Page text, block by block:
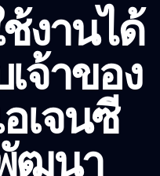
งานได้
จ้าของ
เจนซี
ฒนา